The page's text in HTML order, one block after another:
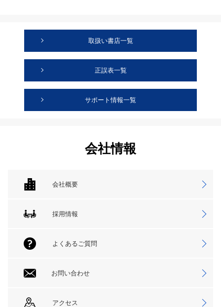
取扱い書店一覧
正誤表一覧
サポート情報一覧
会社情報
会社概要
採用情報
よくあるご質問
お問い合わせ
アクセス